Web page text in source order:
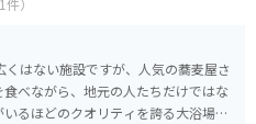
）
はない施設ですが、人気の蕎麦屋さ
べながら、地元の人たちだけではな
るほどのクオリティを誇る大浴場で